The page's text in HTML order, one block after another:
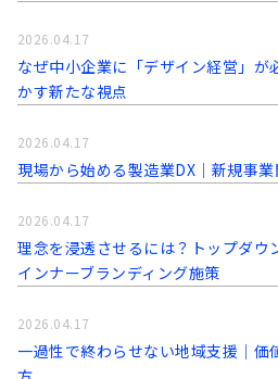
なぜ中小企業に「デザイン経営」が
かす新たな視点
2026.04.17
現場から始める製造業DX｜新規事
2026.04.17
理念を浸透させるには？トップダウ
インナーブランディング施策
2026.04.17
一過性で終わらせない地域支援｜価
2026.04.17